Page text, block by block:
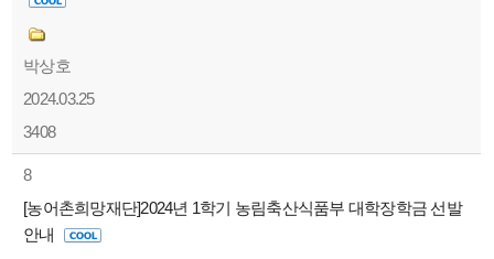
박상호
2024.03.25
3408
8
[농어촌희망재단]2024년 1학기 농림축산식품부 대학장학금 선발
안내